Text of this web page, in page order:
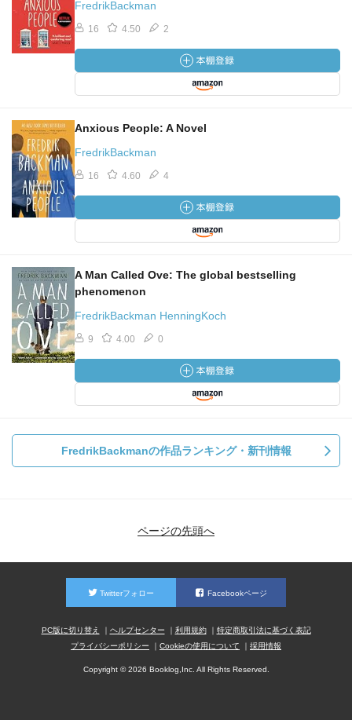
FredrikBackman
16 4.50 2
Anxious People: A Novel
FredrikBackman
16 4.60 4
A Man Called Ove: The global bestselling
phenomenon
FredrikBackman HenningKoch
9 4.00 0
FredrikBackmanの作品ランキング・新刊情報
ページの先頭へ
Twitterフォロー Facebookページ
PC版に切り替え ヘルプセンター 利用規約
特定商取引法に基づく表記
プライバシーポリシー
Cookieの使用について 採用情報
Copyright © 2026 Booklog,Inc. All Rights Reserved.